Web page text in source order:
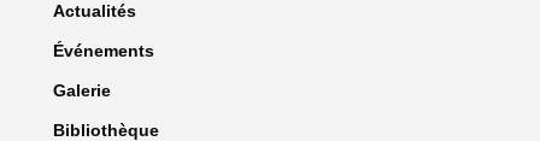
Actualités
Événements
Galerie
Bibliothèque